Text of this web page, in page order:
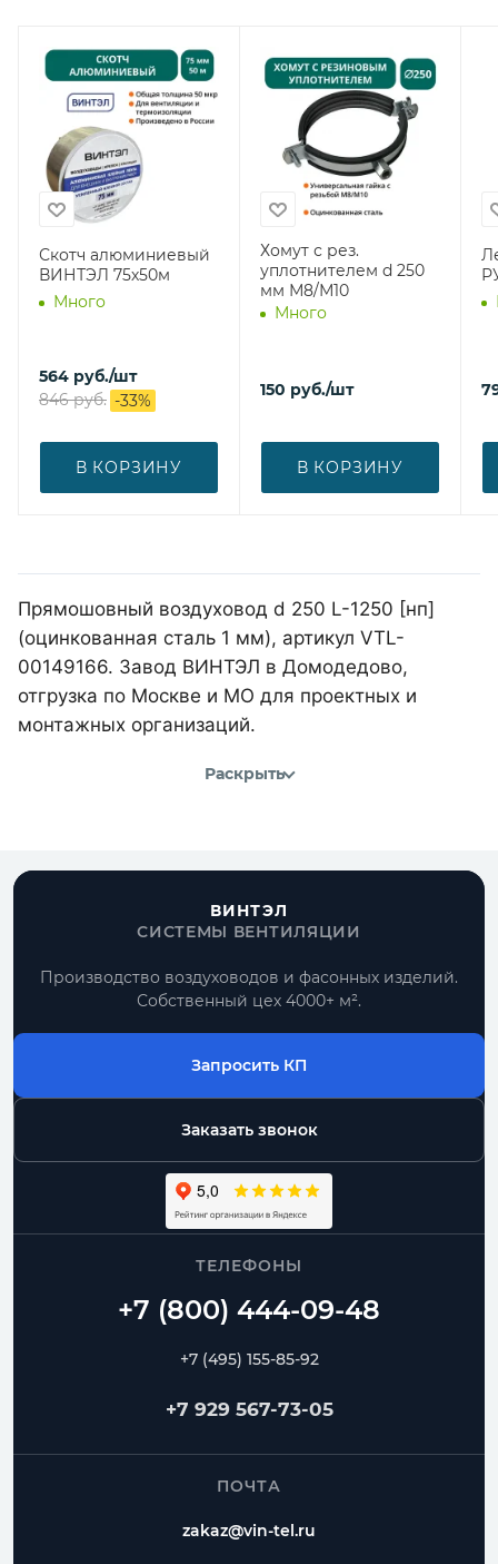
Скотч алюминиевый
ВИНТЭЛ 75х50м
Много
564 руб./шт
846руб. -33%
В КОРЗИНУ
Хомут с рез.
уплотнителем d 250
мм М8/М10
Много
150 руб./шт
В КОРЗИНУ
Прямошовный воздуховод d 250 L-1250 [нп]
(оцинкованная сталь 1 мм), артикул VTL-
00149166. Завод ВИНТЭЛ в Домодедово,
отгрузка по Москве и МО для проектных и
монтажных организаций.
Раскрыть
ВИНТЭЛ
СИСТЕМЫ ВЕНТИЛЯЦИИ
Производство воздуховодов и фасонных изделий.
Собственный цех 4000+ м².
Запросить КП
Заказать звонок
ТЕЛЕФОНЫ
+7 (495) 155-85-92
+7 929 567-73-05
ПОЧТА
zakaz@vin-tel.ru